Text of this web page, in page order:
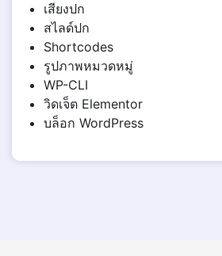
เสียงปก
สไลด์ปก
Shortcodes
รูปภาพหมวดหมู่
WP-CLI
วิดเจ็ต Elementor
บล็อก WordPress